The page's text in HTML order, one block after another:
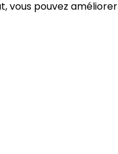
vous pouvez améliorer